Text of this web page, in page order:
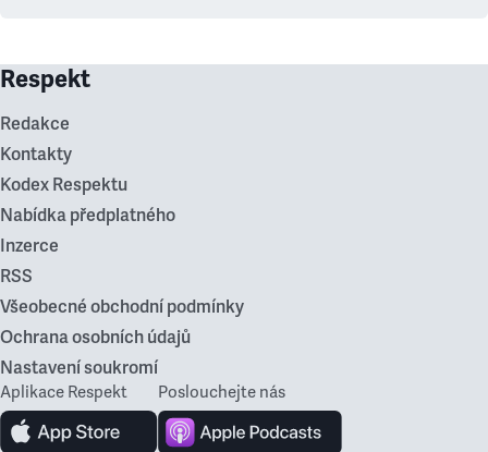
Respekt
Redakce
Kontakty
Kodex Respektu
Nabídka předplatného
Inzerce
RSS
Všeobecné obchodní podmínky
Ochrana osobních údajů
Nastavení soukromí
Aplikace Respekt Poslouchejte nás